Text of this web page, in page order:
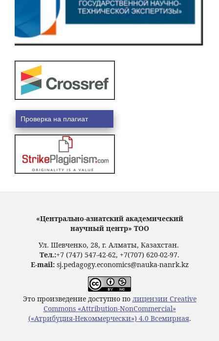
Проверка на плагиат
«Центрально-азиатский академический
научный центр» ТОО
Ул. Шевченко, 28, г. Алматы, Казахстан.
Тел.:+7 (747) 547-42-62, +7(707) 620-02-97.
E-mail:sj.pedagogy.economics@nauka-nanrk.kz
Это произведение доступно по лицензии Creative
Commons «Attribution-NonCommercial»
(«Атрибуция-Некоммерчески») 4.0 Всемирная.